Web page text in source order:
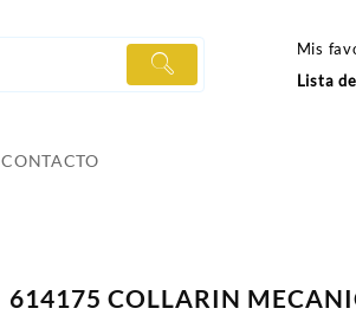
Mis
Lista
CONTACTO
614175 COLLARIN